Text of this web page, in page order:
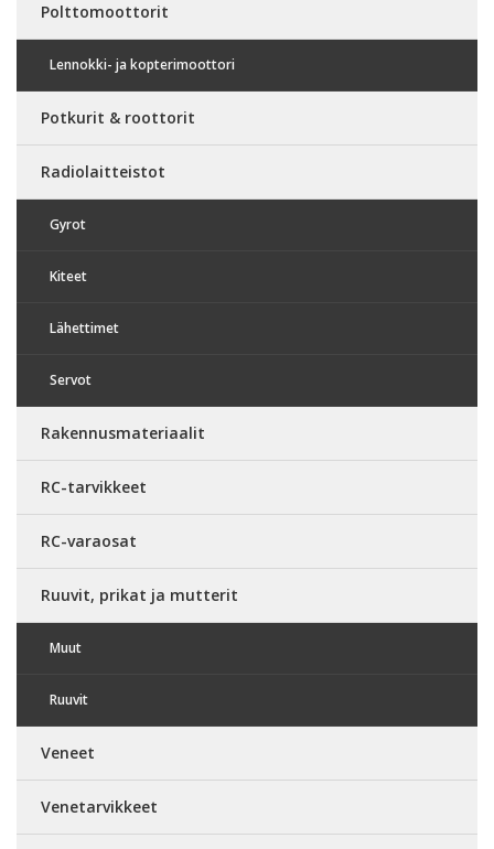
Polttomoottorit
Lennokki- ja kopterimoottori
Potkurit & roottorit
Radiolaitteistot
Gyrot
Kiteet
Lähettimet
Servot
Rakennusmateriaalit
RC-tarvikkeet
RC-varaosat
Ruuvit, prikat ja mutterit
Muut
Ruuvit
Veneet
Venetarvikkeet